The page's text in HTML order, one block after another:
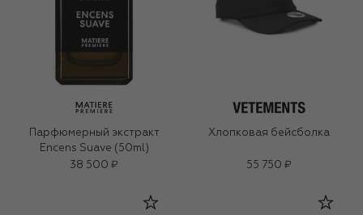
Парфюмерный экстракт
Encens Suave (50ml)
38 500 ₽
Хлопковая бейсболка
55 750 ₽